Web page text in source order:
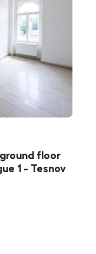
floor
1 - Tesnov